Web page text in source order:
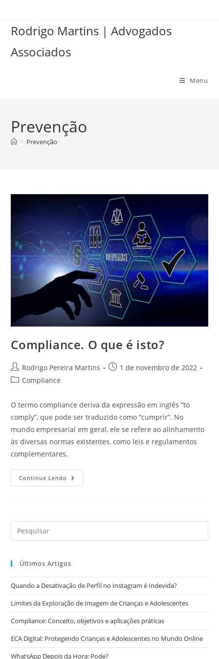
Rodrigo Martins | Advogados
Associados
Menu
Prevenção
> Prevenção
Compliance. O que é isto?
Autor
do
Rodrigo Pereira Martins
Post1 de novembro de 2022
Categoria
post:
Compliance
O termo compliance deriva da expressão em inglês “to
comply”, que pode ser traduzido como “cumprir”. No
mundo empresarial em geral, ele se refere ao alinhamento
às diversas normas existentes, como leis e regulamentos
complementares.
Continue Lendo Compliance.
O
Últimos Artigos
Quando a Desativação de Perfil no Instagram é Indevida?
Limites da Exploração de Imagem de Crianças e Adolescentes
Compliance: Conceito, objetivos e aplicações práticas
ECA Digital: Protegendo Crianças e Adolescentes no Mundo Online
WhatsApp Depois da Hora: Pode?